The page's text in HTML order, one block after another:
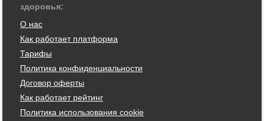
здоровья:
О нас
Как работает платформа
Тарифы
Политика конфиденциальности
Договор оферты
Как работает рейтинг
Политика использования cookie